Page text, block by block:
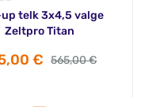
telk 3x4,5 valge
Zeltpro Titan
€ 565,00 €